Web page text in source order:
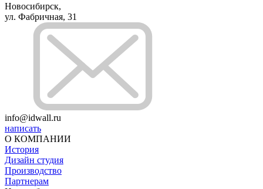
Новосибирск,
ул. Фабричная, 31
info@idwall.ru
написать
О КОМПАНИИ
История
Дизайн студия
Производство
Партнерам